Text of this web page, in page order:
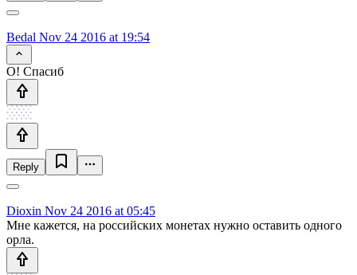
Bedal Nov 24 2016 at 19:54
О! Спасиб
Reply
Dioxin Nov 24 2016 at 05:45
Мне кажется, на российских монетах нужно оставить одного
орла.